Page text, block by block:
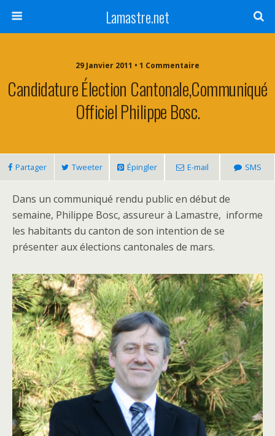
Lamastre.net
29 Janvier 2011 • 1 Commentaire
Candidature Élection Cantonale,communiqué
Officiel Philippe Bosc.
Partager Tweeter Épingler E-mail SMS
Dans un communiqué rendu public en début de
semaine, Philippe Bosc, assureur à Lamastre, informe
les habitants du canton de son intention de se
présenter aux élections cantonales de mars.